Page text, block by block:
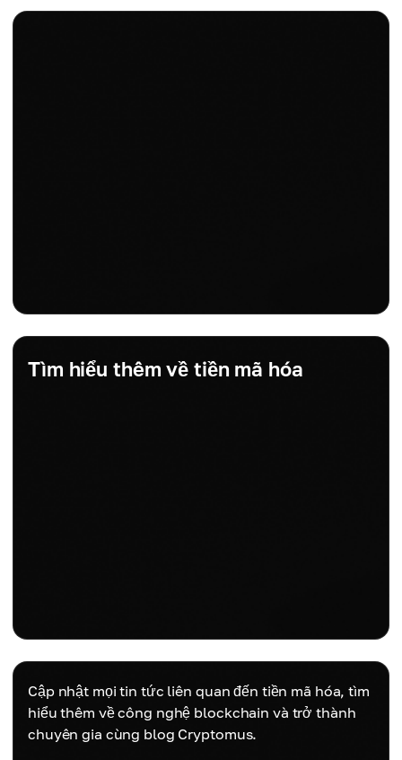
Tìm hiểu thêm về tiền mã hóa
Cập nhật mọi tin tức liên quan đến tiền mã hóa, tìm
hiểu thêm về công nghệ blockchain và trở thành
chuyên gia cùng blog Cryptomus.